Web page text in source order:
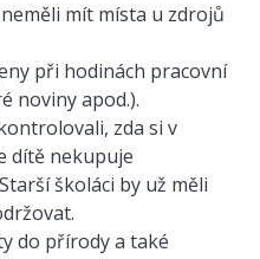
mít místa u zdrojů
při hodinách pracovní
noviny apod.).
zda si v
dítě nekupuje
školáci by už měli
do přírody a také